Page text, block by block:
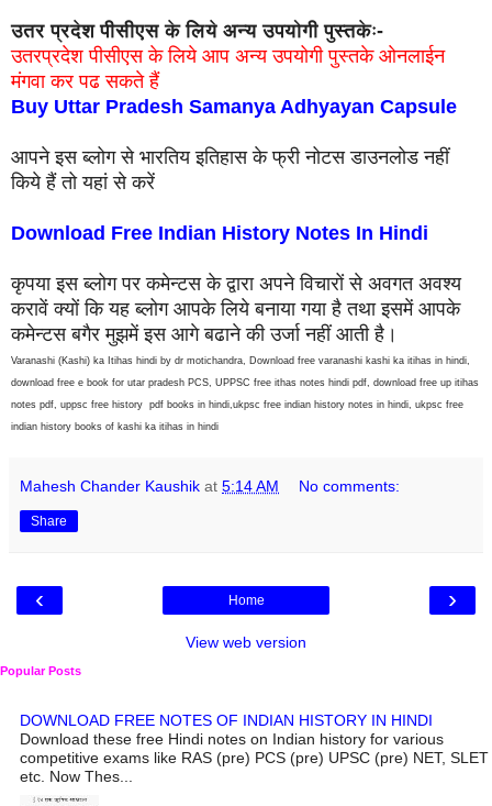
उतर प्रदेश पीसीएस के लिये अन्य उपयोगी पुस्तकेः-
उतरप्रदेश पीसीएस के लिये आप अन्य उपयोगी पुस्तकेओनलाईन
मंगवा कर पढ सकते हैं
Buy Uttar Pradesh Samanya Adhyayan Capsule
आपने इस ब्लोग से भारतिय इतिहास के फ्री नोटस डाउनलोड नहीं
किये हैं तो यहां से करें
Download Free Indian History Notes In Hindi
कृपया इस ब्लोग पर कमेन्टस के द्वारा अपने विचारों से अवगत अवश्य
करावें क्यों कि यह ब्लोग आपके लिये बनाया गया है तथा इसमें आपके
कमेन्टस बगैर मुझमें इस आगे बढाने की उर्जा नहीं आती है।
Varanashi (Kashi) ka Itihas hindi by dr motichandra, Download free varanashi kashi ka itihas in hindi,
download free e book for utar pradesh PCS, UPPSC free ithas notes hindi pdf, download free up itihas
notes pdf, uppsc free history pdf books in hindi,ukpsc free indian history notes in hindi, ukpsc free
indian history books of kashi ka itihas in hindi
Mahesh Chander Kaushik at 5:14 AM No comments:
Share
‹ ›
Home
View web version
Popular Posts
DOWNLOAD FREE NOTES OF INDIAN HISTORY IN HINDI
Download these free Hindi notes on Indian history for various
competitive exams like RAS (pre) PCS (pre) UPSC (pre) NET, SLET
etc. Now Thes...